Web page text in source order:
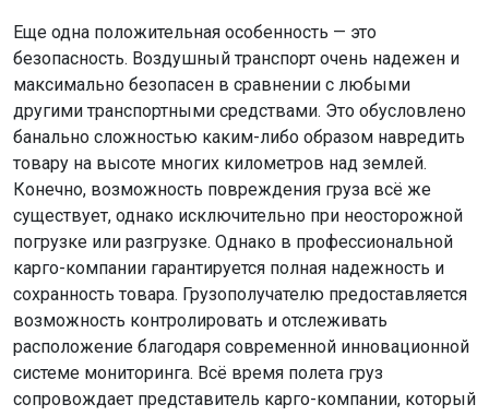
Еще одна положительная особенность — это
безопасность. Воздушный транспорт очень надежен и
максимально безопасен в сравнении с любыми
другими транспортными средствами. Это обусловлено
банально сложностью каким-либо образом навредить
товару на высоте многих километров над землей.
Конечно, возможность повреждения груза всё же
существует, однако исключительно при неосторожной
погрузке или разгрузке. Однако в профессиональной
карго-компании гарантируется полная надежность и
сохранность товара. Грузополучателю предоставляется
возможность контролировать и отслеживать
расположение благодаря современной инновационной
системе мониторинга. Всё время полета груз
сопровождает представитель карго-компании, который